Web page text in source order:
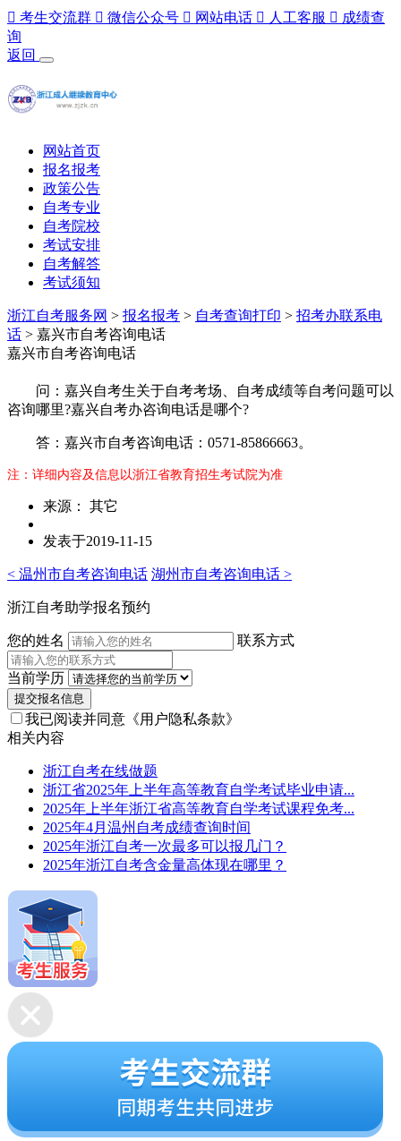
 考生交流群  微信公众号  网站电话  人工客服  成绩查
询
返回
网站首页
报名报考
政策公告
自考专业
自考院校
考试安排
自考解答
考试须知
浙江自考服务网 > 报名报考 > 自考查询打印 > 招考办联系电
话 > 嘉兴市自考咨询电话
嘉兴市自考咨询电话
问：嘉兴自考生关于自考考场、自考成绩等自考问题可以
咨询哪里?嘉兴自考办咨询电话是哪个?
答：嘉兴市自考咨询电话：0571-85866663。
注：详细内容及信息以浙江省教育招生考试院为准
来源： 其它
发表于2019-11-15
< 温州市自考咨询电话 湖州市自考咨询电话 >
浙江自考助学报名预约
您的姓名 联系方式
当前学历
提交报名信息
我已阅读并同意 《用户隐私条款》
相关内容
浙江自考在线做题
浙江省2025年上半年高等教育自学考试毕业申请...
2025年上半年浙江省高等教育自学考试课程免考...
2025年4月温州自考成绩查询时间
2025年浙江自考一次最多可以报几门？
2025年浙江自考含金量高体现在哪里？